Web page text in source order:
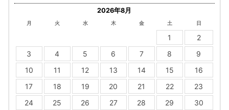
2026年8月
月 火 水 木 金 土 日
1
2
3
4 5 6 7 8
9
10
11 12 13 14 15
16
17
18 19 20 21 22
23
24
25 26 27 28 29
30